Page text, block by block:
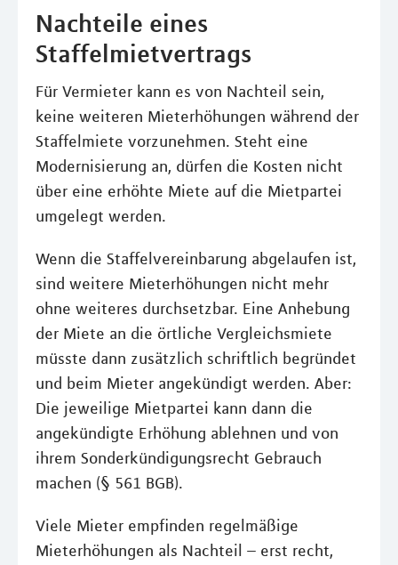
Nachteile eines
Staffelmietvertrags
Für Vermieter kann es von Nachteil sein,
keine weiteren Mieterhöhungen während der
Staffelmiete vorzunehmen. Steht eine
Modernisierung an, dürfen die Kosten nicht
über eine erhöhte Miete auf die Mietpartei
umgelegt werden.
Wenn die Staffelvereinbarung abgelaufen ist,
sind weitere Mieterhöhungen nicht mehr
ohne weiteres durchsetzbar. Eine Anhebung
der Miete an die örtliche Vergleichsmiete
müsste dann zusätzlich schriftlich begründet
und beim Mieter angekündigt werden. Aber:
Die jeweilige Mietpartei kann dann die
angekündigte Erhöhung ablehnen und von
ihrem Sonderkündigungsrecht Gebrauch
machen (§ 561 BGB).
Viele Mieter empfinden regelmäßige
Mieterhöhungen als Nachteil – erst recht,